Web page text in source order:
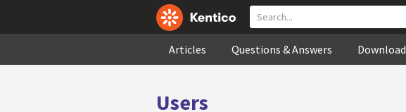
Articles Questions & Answers Download
Users